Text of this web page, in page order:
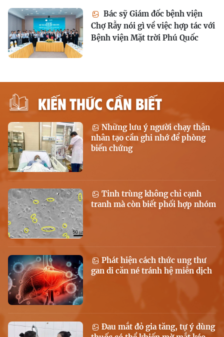
Bác sỹ Giám đốc bệnh viện
Chợ Rẫy nói gì về việc hợp tác với
Bệnh viện Mặt trời Phú Quốc
KIẾN THỨC CẦN BIẾT
Những lưu ý người chạy thận
nhân tạo cần ghi nhớ để phòng
biến chứng
Tinh trùng không chỉ cạnh
tranh mà còn biết phối hợp nhóm
Phát hiện cách thức ung thư
gan di căn né tránh hệ miễn dịch
Đau mắt đỏ gia tăng, tự ý dùng